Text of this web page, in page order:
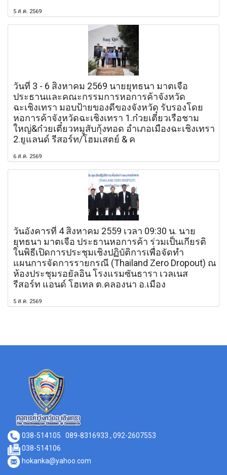
5 ส.ค. 2569
วันที่ 3 - 6 สิงหาคม 2569 นายยุทธนา มาตเจือ
ประธานและคณะกรรมการหอการค้าจังหวัด
ฉะเชิงเทรา มอบป้ายของดีของจังหวัด รับรองโดย
หอการค้าจังหวัดฉะเชิงเทรา 1.ก๋วยเตี๋ยวเรือชาม
ใหญ่&ก๋วยเตี๋ยวหมูสับกุ้งทอด อำเภอเมืองฉะเชิงเทรา
2.ยูแลนด์ รีสอร์ท/โฮมเสตย์ & ค
6 ส.ค. 2569
วันอังคารที่ 4 สิงหาคม 2559 เวลา 09:30 น. นาย
ยุทธนา มาตเจือ ประธานหอการค้า ร่วมเป็นเกียรติ
ในพิธีเปิดการประชุมเชิงปฏิบัติการเพื่อจัดทำ
แผนการจัดการรายกรณี (Thailand Zero Dropout) ณ
ห้องประชุมรอยัลอิน โรงแรมซันธารา เวลเนส
รีสอร์ท แอนด์ โฮเทล ต.คลองนา อ.เมือง
5 ส.ค. 2569
038-514105 089-8316933 , 092-2607553
038-514106
hokanka@yahoo.com